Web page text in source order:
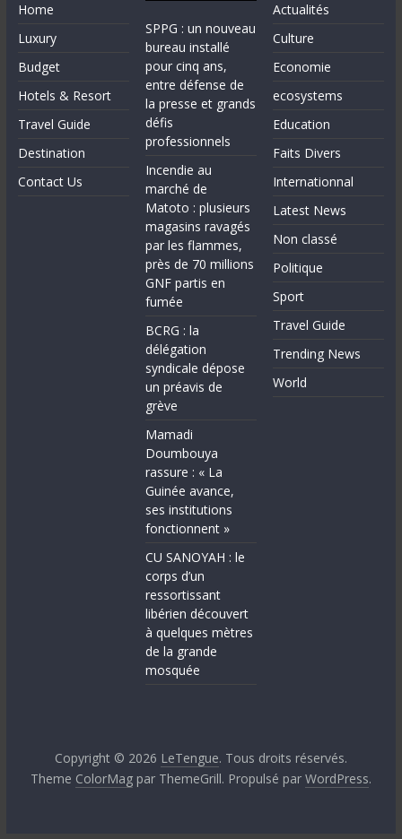
Home
Luxury
Budget
Hotels & Resort
Travel Guide
Destination
Contact Us
SPPG : un nouveau
bureau installé
pour cinq ans,
entre défense de
la presse et grands
défis
professionnels
Incendie au
marché de
Matoto : plusieurs
magasins ravagés
par les flammes,
près de 70 millions
GNF partis en
fumée
BCRG : la
délégation
syndicale dépose
un préavis de
grève
Mamadi
Doumbouya
rassure : « La
Guinée avance,
ses institutions
fonctionnent »
CU SANOYAH : le
corps d’un
ressortissant
libérien découvert
à quelques mètres
de la grande
mosquée
Actualités
Culture
Economie
ecosystems
Education
Faits Divers
Internationnal
Latest News
Non classé
Politique
Sport
Travel Guide
Trending News
World
Copyright © 2026 LeTengue. Tous droits réservés.
Theme ColorMagpar ThemeGrill. Propulsé par WordPress.